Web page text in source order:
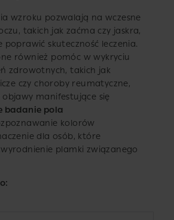
wzroku pozwalają na wczesne
takich jak zaćma czy jaskra,
poprawić skuteczność leczenia.
również pomóc w wykryciu
zdrowotnych, takich jak
czy choroby reumatyczne,
manifestujące się
badanie pola
kolorów
dla osób, które
plamki związanego